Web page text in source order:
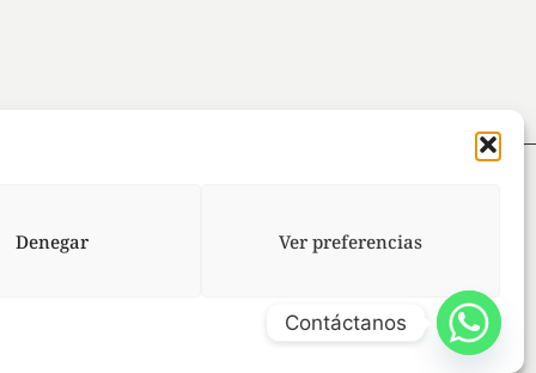
Denegar Ver preferencias
Contáctanos